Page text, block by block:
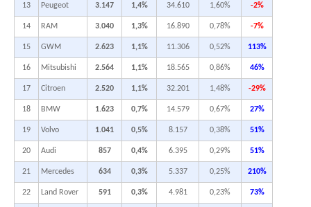
13 Peugeot 3.147 1,4% 34.610 1,60% -2%
14 RAM 3.040 1,3% 16.890 0,78% -7%
15 GWM 2.623 1,1% 11.306 0,52% 113%
16 Mitsubishi 2.564 1,1% 18.565 0,86% 46%
17 Citroen 2.520 1,1% 32.201 1,48% -29%
18 BMW 1.623 0,7% 14.579 0,67% 27%
19 Volvo 1.041 0,5% 8.157 0,38% 51%
20 Audi 857 0,4% 6.395 0,29% 51%
21 Mercedes 634 0,3% 5.337 0,25% 210%
22 Land Rover 591 0,3% 4.981 0,23% 73%